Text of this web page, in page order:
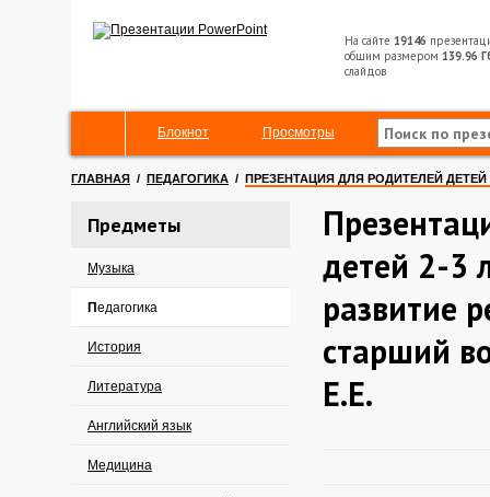
На сайте 19146
общим размером 139.96
слайдов
Блокнот Просмотры
ГЛАВНАЯ / ПЕДАГОГИКА / ПРЕЗЕНТАЦИЯ ДЛЯ РОДИТЕЛЕЙ
Предметы
Музыка
Педагогика
История
Литература
Английский язык
Медицина
детей 2-3
развитие
старший
Е.Е.